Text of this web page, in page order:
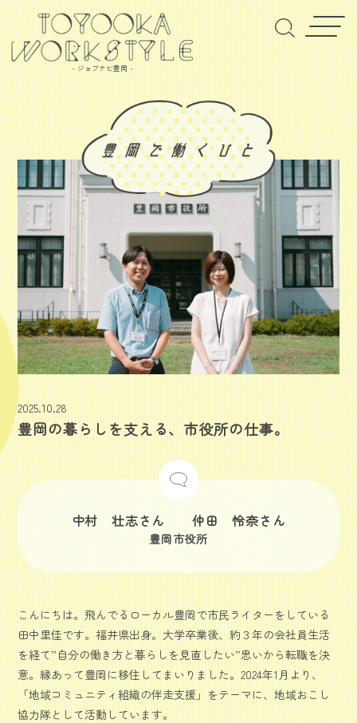
- ジョブナビ豊岡 -
2025.10.28
豊岡の暮らしを支える、市役所の仕事。
中村 壮志さん 仲田 怜奈さん
豊岡市役所
こんにちは。飛んでるローカル豊岡で市民ライターをしている
田中里佳です。福井県出身。大学卒業後、約３年の会社員生活
を経て”自分の働き方と暮らしを見直したい”思いから転職を決
意。縁あって豊岡に移住してまいりました。2024年1月より、
「地域コミュニティ組織の伴走支援」をテーマに、地域おこし
協力隊として活動しています。